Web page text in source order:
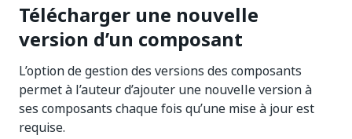
Télécharger une nouvelle
version d’un composant
L’option de gestion des versions des composants
permet à l’auteur d’ajouter une nouvelle version à
ses composants chaque fois qu’une mise à jour est
requise.